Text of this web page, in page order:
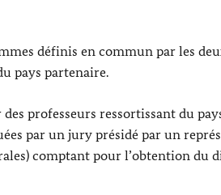
définis en commun par les
pays partenaire.
professeurs ressortissant du
par un jury présidé par un
comptant pour l’obtention du